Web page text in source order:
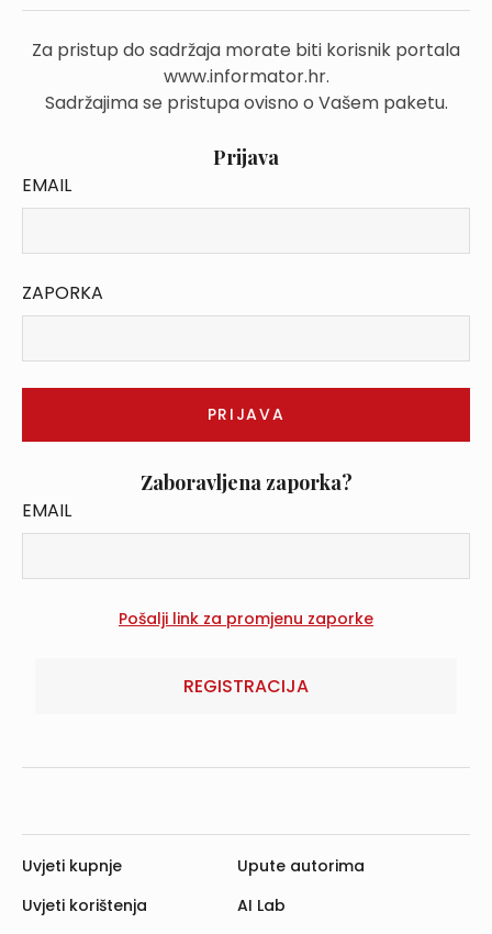
Za pristup do sadržaja morate biti korisnik portala
www.informator.hr.
Sadržajima se pristupa ovisno o Vašem paketu.
Prijava
EMAIL
ZAPORKA
Zaboravljena zaporka?
EMAIL
REGISTRACIJA
Uvjeti kupnje
Uvjeti korištenja
Upute autorima
AI Lab